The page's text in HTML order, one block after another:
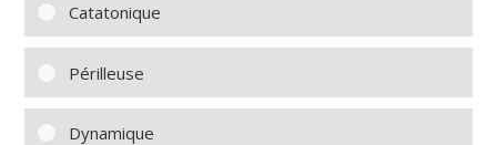
Catatonique
Périlleuse
Dynamique